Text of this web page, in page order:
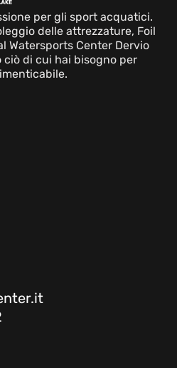
per gli sport acquatici.
delle attrezzature, Foil
Watersports Center Dervio
di cui hai bisogno per